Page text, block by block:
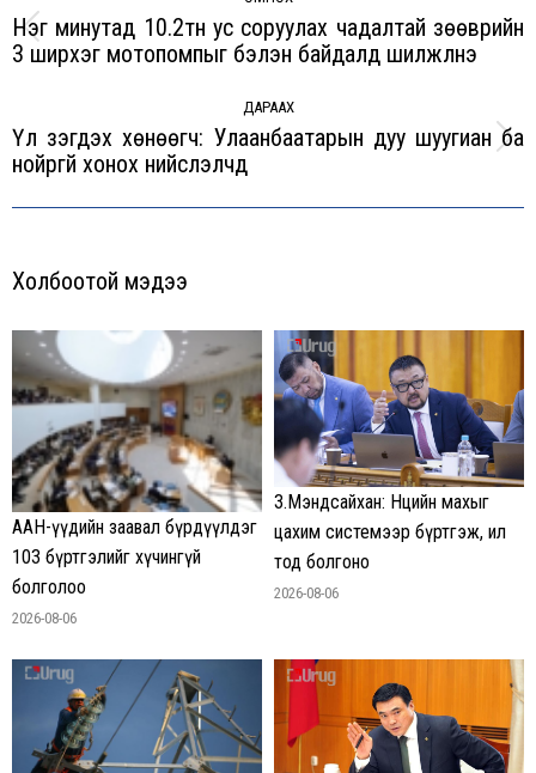
Previous
Нэг минутад 10.2тн ус соруулах чадалтай зөөврийн
3 ширхэг мотопомпыг бэлэн байдалд шилжүүлнэ
ДАРААХ
Next
Үл үзэгдэх хөнөөгч: Улаанбаатарын дуу шуугиан ба
нойргүй хонох нийслэлчүүд
Холбоотой мэдээ
ААН-үүдийн заавал бүрдүүлдэг
103 бүртгэлийг хүчингүй
болголоо
2026-08-06
З.Мэндсайхан: Нөөцийн махыг
цахим системээр бүртгэж, ил
тод болгоно
2026-08-06